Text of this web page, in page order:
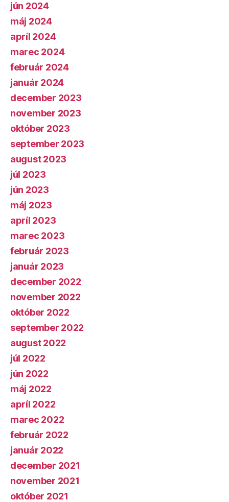
jún 2024
máj 2024
apríl 2024
marec 2024
február 2024
január 2024
december 2023
november 2023
október 2023
september 2023
august 2023
júl 2023
jún 2023
máj 2023
apríl 2023
marec 2023
február 2023
január 2023
december 2022
november 2022
október 2022
september 2022
august 2022
júl 2022
jún 2022
máj 2022
apríl 2022
marec 2022
február 2022
január 2022
december 2021
november 2021
október 2021